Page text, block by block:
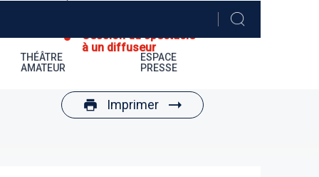
THÉÂTRE
AMATEUR
ESPACE
PRESSE
Cession du spectacle
à un diffuseur
Imprimer